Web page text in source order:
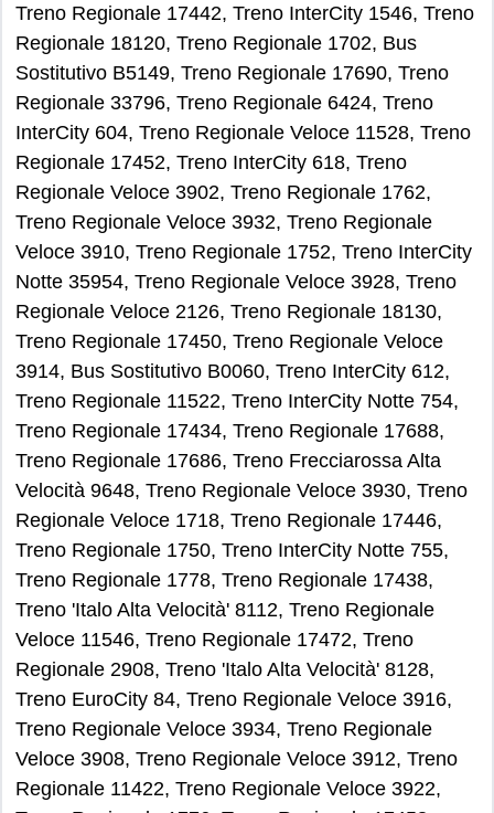
Treno Regionale 17442, Treno InterCity 1546, Treno
Regionale 18120, Treno Regionale 1702, Bus
Sostitutivo B5149, Treno Regionale 17690, Treno
Regionale 33796, Treno Regionale 6424, Treno
InterCity 604, Treno Regionale Veloce 11528, Treno
Regionale 17452, Treno InterCity 618, Treno
Regionale Veloce 3902, Treno Regionale 1762,
Treno Regionale Veloce 3932, Treno Regionale
Veloce 3910, Treno Regionale 1752, Treno InterCity
Notte 35954, Treno Regionale Veloce 3928, Treno
Regionale Veloce 2126, Treno Regionale 18130,
Treno Regionale 17450, Treno Regionale Veloce
3914, Bus Sostitutivo B0060, Treno InterCity 612,
Treno Regionale 11522, Treno InterCity Notte 754,
Treno Regionale 17434, Treno Regionale 17688,
Treno Regionale 17686, Treno Frecciarossa Alta
Velocità 9648, Treno Regionale Veloce 3930, Treno
Regionale Veloce 1718, Treno Regionale 17446,
Treno Regionale 1750, Treno InterCity Notte 755,
Treno Regionale 1778, Treno Regionale 17438,
Treno 'Italo Alta Velocità' 8112, Treno Regionale
Veloce 11546, Treno Regionale 17472, Treno
Regionale 2908, Treno 'Italo Alta Velocità' 8128,
Treno EuroCity 84, Treno Regionale Veloce 3916,
Treno Regionale Veloce 3934, Treno Regionale
Veloce 3908, Treno Regionale Veloce 3912, Treno
Regionale 11422, Treno Regionale Veloce 3922,